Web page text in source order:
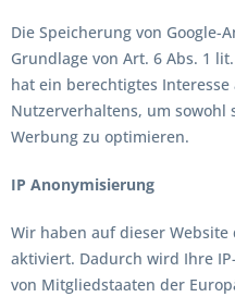
Die Speicherung von Google-
Grundlage von Art. 6 Abs. 1
hat ein berechtigtes Interesse
Nutzerverhaltens, um sowohl
Werbung zu optimieren.
IP Anonymisierung
Wir haben auf dieser
aktiviert. Dadurch wird Ihre
von Mitgliedstaaten der